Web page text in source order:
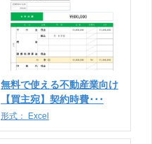
無料で使える不動産業向け
【買主宛】契約時費･･･
形式： Excel